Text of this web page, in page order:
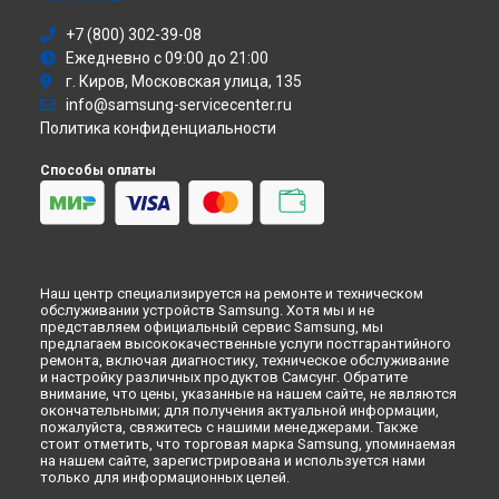
Атс
Смарт-часы
Варочная панель
Посудомоечная машина
Морозильная камера
Кондиционер
Духовой шкаф
Вытяжка
+7 (800) 302-39-08
Ежедневно с 09:00 до 21:00
г. Киров, Московская улица, 135
info@samsung-servicecenter.ru
Политика конфиденциальности
Способы оплаты
Наш центр специализируется на ремонте и техническом
обслуживании устройств Samsung. Хотя мы и не
представляем официальный сервис Samsung, мы
предлагаем высококачественные услуги постгарантийного
ремонта, включая диагностику, техническое обслуживание
и настройку различных продуктов Самсунг. Обратите
внимание, что цены, указанные на нашем сайте, не являются
окончательными; для получения актуальной информации,
пожалуйста, свяжитесь с нашими менеджерами. Также
стоит отметить, что торговая марка Samsung, упоминаемая
на нашем сайте, зарегистрирована и используется нами
только для информационных целей.